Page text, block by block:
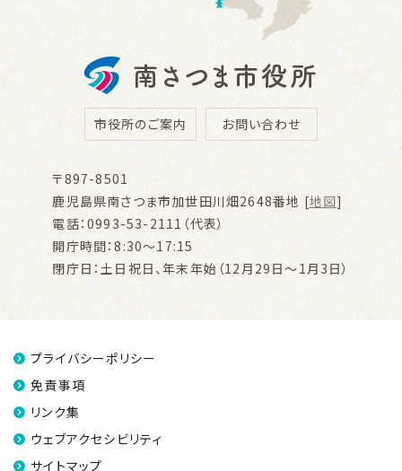
市役所のご案内 お問い合わせ
〒897-8501
鹿児島県南さつま市加世田川畑2648番地 [地図]
電話：0993-53-2111（代表）
開庁時間：8:30～17:15
閉庁日：土日祝日、年末年始（12月29日～1月3日）
プライバシーポリシー
免責事項
リンク集
ウェブアクセシビリティ
サイトマップ